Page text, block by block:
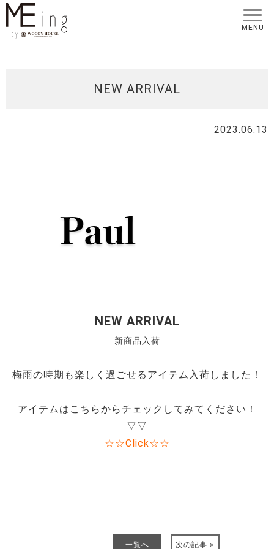
MENU
NEW ARRIVAL
2023.06.13
NEW ARRIVAL
新商品入荷
梅雨の時期も楽しく過ごせるアイテム入荷しました！
アイテムはこちらからチェックしてみてください！
▽▽
☆☆Click☆☆
一覧へ 次の記事 »